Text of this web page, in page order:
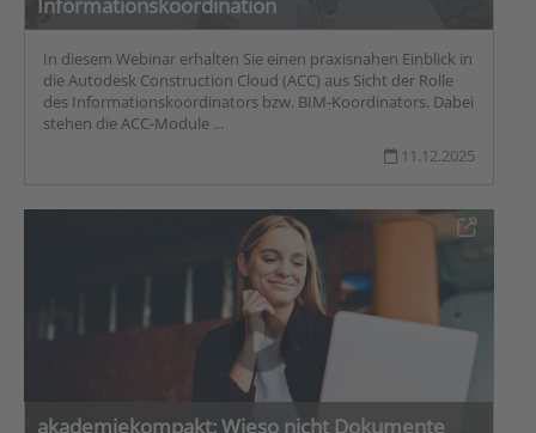
In diesem Webinar erhalten Sie einen praxisnahen Einblick in
die Autodesk Construction Cloud (ACC) aus Sicht der Rolle
des Informationskoordinators bzw. BIM-Koordinators. Dabei
stehen die ACC-Module ...
11.12.2025
akademiekompakt: Wieso nicht Dokumente